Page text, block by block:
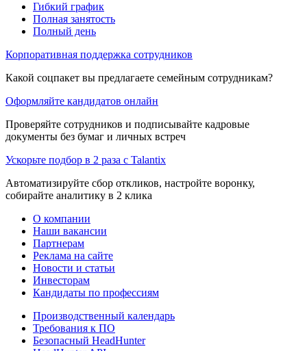
Гибкий график
Полная занятость
Полный день
Корпоративная поддержка сотрудников
Какой соцпакет вы предлагаете семейным сотрудникам?
Оформляйте кандидатов онлайн
Проверяйте сотрудников и подписывайте кадровые
документы без бумаг и личных встреч
Ускорьте подбор в 2 раза с Talantix
Автоматизируйте сбор откликов, настройте воронку,
собирайте аналитику в 2 клика
О компании
Наши вакансии
Партнерам
Реклама на сайте
Новости и статьи
Инвесторам
Кандидаты по профессиям
Производственный календарь
Требования к ПО
Безопасный HeadHunter